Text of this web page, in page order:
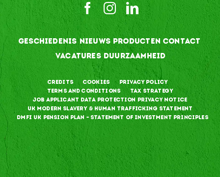
GESCHIEDENIS NIEUWS PRODUCTEN CONTACT
VACATURES DUURZAAMHEID
Credits Cookies
Privacy Policy
Terms and Conditions
Tax Strategy
Job Applicant Data Protection Privacy Notice
UK Modern Slavery & Human Trafficking Statement
DMFI UK Pension Plan – Statement of Investment Principles